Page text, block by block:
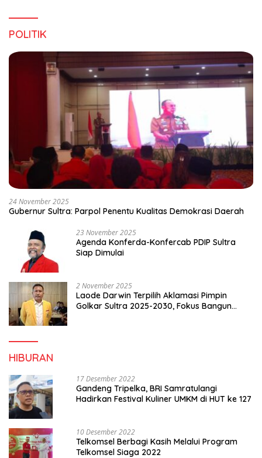
POLITIK
24 November 2025
Gubernur Sultra: Parpol Penentu Kualitas Demokrasi Daerah
23 November 2025
Agenda Konferda-Konfercab PDIP Sultra
Siap Dimulai
2 November 2025
Laode Darwin Terpilih Aklamasi Pimpin
Golkar Sultra 2025-2030, Fokus Bangun
HIBURAN
17 Desember 2022
Gandeng Tripelka, BRI Samratulangi
Hadirkan Festival Kuliner UMKM di HUT ke 127
10 Desember 2022
Telkomsel Berbagi Kasih Melalui Program
Telkomsel Siaga 2022